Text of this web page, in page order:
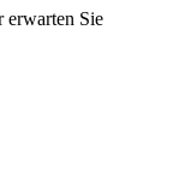
erwarten Sie